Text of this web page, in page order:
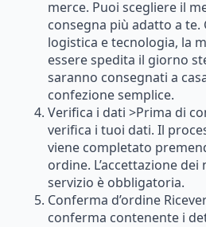
merce. Puoi scegliere il
consegna più adatto a te.
logistica e tecnologia, la
essere spedita il giorno
saranno consegnati a
confezione semplice.
Verifica i dati >Prima di
verifica i tuoi dati. Il
viene completato
ordine. L’accettazione
servizio è obbligatoria.
Conferma d’ordine
conferma contenente i